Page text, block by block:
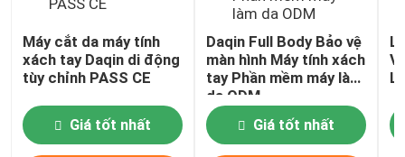
Máy cắt da máy tính
xách tay Daqin di động
tùy chỉnh PASS CE
Giá tốt nhất
Daqin Full Body Bảo vệ
màn hình Máy tính xách
tay Phần mềm máy làm
da ODM
Giá tốt nhất